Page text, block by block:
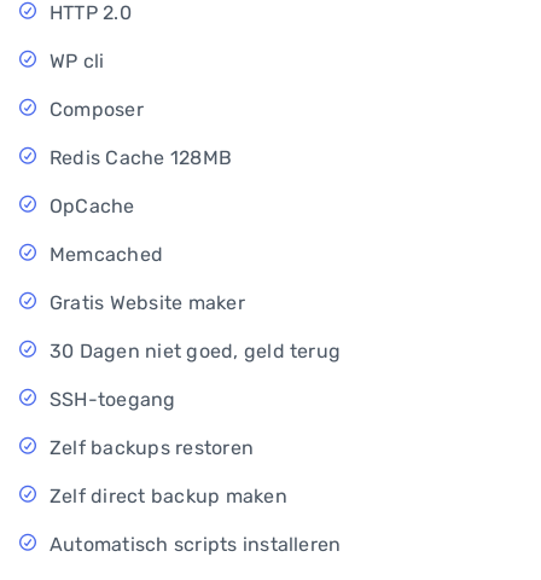
HTTP 2.0
WP cli
Composer
Redis Cache 128MB
OpCache
Memcached
Gratis Website maker
30 Dagen niet goed, geld terug
SSH-toegang
Zelf backups restoren
Zelf direct backup maken
Automatisch scripts installeren